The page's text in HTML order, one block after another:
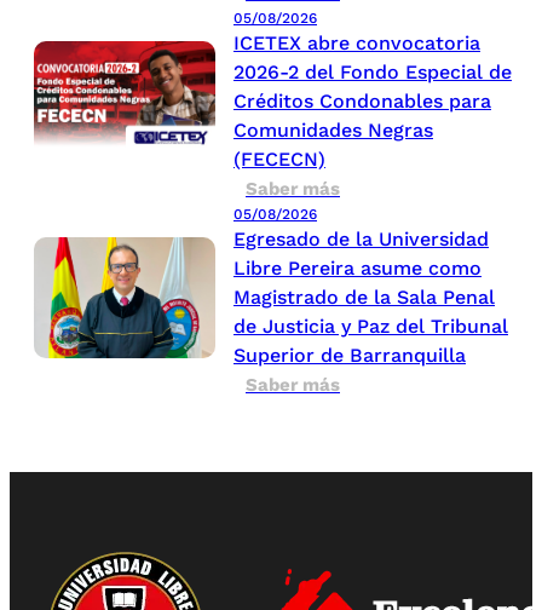
05/08/2026
ICETEX abre convocatoria
2026-2 del Fondo Especial de
Créditos Condonables para
Comunidades Negras
(FECECN)
Saber más
05/08/2026
Egresado de la Universidad
Libre Pereira asume como
Magistrado de la Sala Penal
de Justicia y Paz del Tribunal
Superior de Barranquilla
Saber más